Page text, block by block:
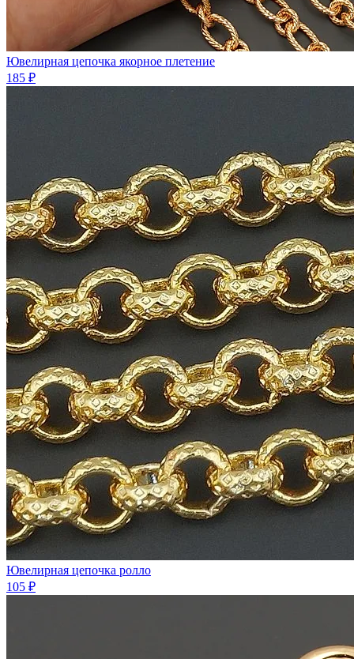
Ювелирная цепочка якорное плетение
185 ₽
Ювелирная цепочка ролло
105 ₽